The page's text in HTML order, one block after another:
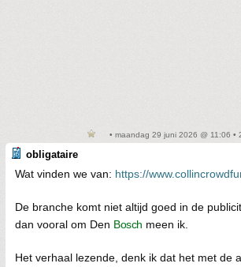
• maandag 29 juni 2026 @ 11:06 •
obligataire
Wat vinden we van: https://
De branche komt niet altijd goed in de
dan vooral om Den Bosch meen ik.
Het verhaal lezende, denk ik dat het met de